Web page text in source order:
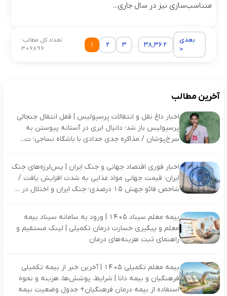
متناسب‌سازی نیز در سال جاری...
تعداد کل مطالب:
306896
1 2 3 … 38,362
بعدی
>
آخرین مطالب
اخبار داغ نقل و انتقالات پرسپولیس | قفل انتقال جنجالی
پرسپولیس باز شد؛ دانیال ایری در آستانه پیوستن به
سرخ‌پوشان / مذاکره جدی حدادی با باشگاه نساجی؛ ت...
اخبار فوری اقتصاد جهانی و جنگ ایران | پس‌لرزه‌های جنگ
ایران؛ قیمت جهانی مواد غذایی به شدت افزایش یافت /
شاخص فائو جهش ۱۵ درصدی؛ جنگ ایران و اختلال در ...
بیمه معلم سیناد ۱۴۰۵ | ورود به سامانه سیناد بیمه
معلم و پیگیری خسارت درمان تکمیلی | لینک مستقیم و
راهنمای ثبت هزینه‌های درمان
بیمه معلم تکمیلی ۱۴۰۵ | آخرین خبر از بیمه تکمیلی
فرهنگیان و بیمه دانا | شرایط، پوشش‌ها، هزینه و نحوه
استفاده از بیمه درمان فرهنگیان+ جدول وضعیت بیمه